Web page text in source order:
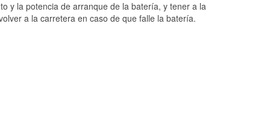
y la potencia de arranque de la batería, y tener a la
a la carretera en caso de que falle la batería.